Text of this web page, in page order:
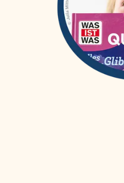
WAS IST WAS Quizblöcke (31
WAS IST WAS Sticker- und
(25)
(12)